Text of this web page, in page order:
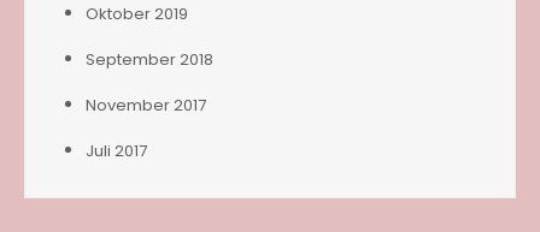
Oktober 2019
September 2018
November 2017
Juli 2017